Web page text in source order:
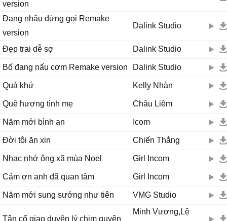
version
Đang nhậu đừng gọi Remake
version
Dalink Studio
Đẹp trai dễ sợ Dalink Studio
Bố đang nấu cơm Remake version Dalink Studio
Quá khứ Kelly Nhàn
Quê hương tình mẹ Châu Liêm
Năm mới bình an Icom
Đời tôi ăn xin Chiến Thắng
Nhạc nhớ ông xã mùa Noel Girl Incom
Cảm ơn anh đã quan tâm Girl Incom
Năm mới sung sướng như tiên VMG Studio
Tân cổ giao duyên lý chim quyên
Minh Vương,Lệ